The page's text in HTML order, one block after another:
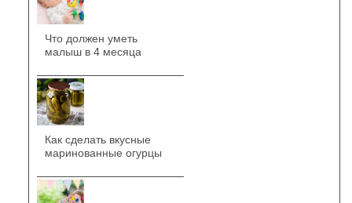
Что должен уметь
малыш в 4 месяца
Как сделать вкусные
маринованные огурцы